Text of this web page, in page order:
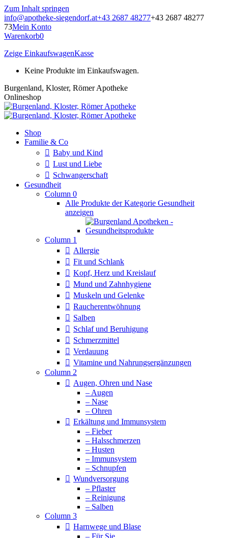
Zum Inhalt springen
info@apotheke-siegendorf.at+43 2687 48277+43 2687 48277
73Mein Konto
Warenkorb0
Zeige EinkaufswagenKasse
Keine Produkte im Einkaufswagen.
Burgenland, Kloster, Römer Apotheke
Onlineshop
Shop
Familie & Co
Baby und Kind
Lust und Liebe
Schwangerschaft
Gesundheit
Column 0
Alle Produkte der Kategorie Gesundheit
anzeigen
Column 1
Allergie
Fit und Schlank
Kopf, Herz und Kreislauf
Mund und Zahnhygiene
Muskeln und Gelenke
Raucherentwöhnung
Salben
Schlaf und Beruhigung
Schmerzmittel
Verdauung
Vitamine und Nahrungsergänzungen
Column 2
Augen, Ohren und Nase
– Augen
– Nase
– Ohren
Erkältung und Immunsystem
– Fieber
– Halsschmerzen
– Husten
– Immunsystem
– Schnupfen
Wundversorgung
– Pflaster
– Reinigung
– Salben
Column 3
Harnwege und Blase
– Für Sie